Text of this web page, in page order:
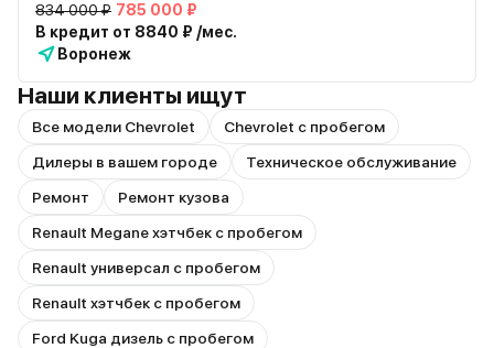
834 000 ₽ 785 000 ₽
В кредит от 8840 ₽ /мес.
Воронеж
Наши клиенты ищут
Все модели Chevrolet
Chevrolet с пробегом
Дилеры в вашем городе
Техническое обслуживание
Ремонт
Ремонт кузова
Renault Megane хэтчбек с пробегом
Renault универсал с пробегом
Renault хэтчбек с пробегом
Ford Kuga дизель с пробегом